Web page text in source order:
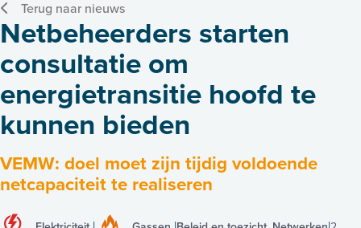
Terug naar nieuws
Netbeheerders starten
consultatie om
energietransitie hoofd te
kunnen bieden
VEMW: doel moet zijn tijdig voldoende
netcapaciteit te realiseren